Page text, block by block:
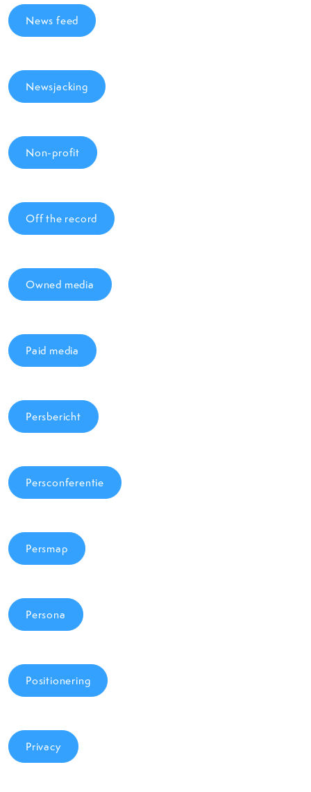
News feed
Newsjacking
Non-profit
Off the record
Owned media
Paid media
Persbericht
Persconferentie
Persmap
Persona
Positionering
Privacy